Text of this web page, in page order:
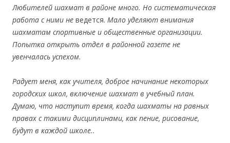
Любителей шахмат в районе много. Но систематическая
работа с ними не ведется. Мало уделяют внимания
шахматам спортивные и общественные организации.
Попытка открыть отдел в районной газете не
увенчалась успехом.
Радует меня, как учителя, доброе начинание некоторых
городских школ, включение шахмат в учебный план.
Думаю, что наступит время, когда шахматы на равных
правах с такими дисциплинами, как пение, рисование,
будут в каждой школе..